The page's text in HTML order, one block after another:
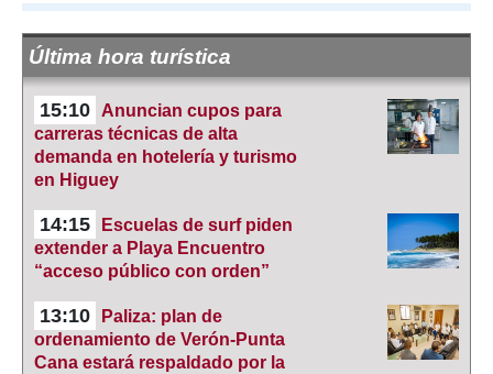
Última hora turística
15:10
Anuncian cupos para
carreras técnicas de alta
demanda en hotelería y turismo
en Higuey
14:15
Escuelas de surf piden
extender a Playa Encuentro
“acceso público con orden”
13:10
Paliza: plan de
ordenamiento de Verón-Punta
Cana estará respaldado por la